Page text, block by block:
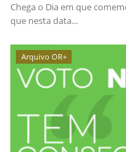
Chega o Dia em que
que nesta data...
Arquivo OR+